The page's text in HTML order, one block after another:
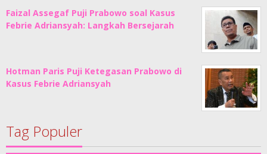
Faizal Assegaf Puji Prabowo soal Kasus
Febrie Adriansyah: Langkah Bersejarah
Hotman Paris Puji Ketegasan Prabowo di
Kasus Febrie Adriansyah
Tag Populer